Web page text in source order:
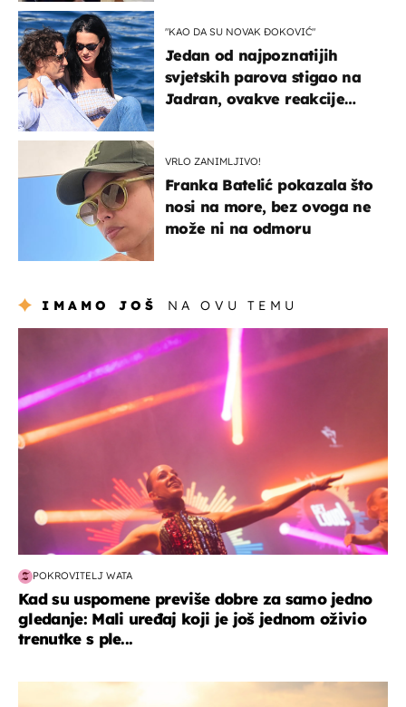
"KAO DA SU NOVAK ĐOKOVIĆ"
Jedan od najpoznatijih
svjetskih parova stigao na
Jadran, ovakve reakcije
VRLO ZANIMLJIVO!
Franka Batelić pokazala što
nosi na more, bez ovoga ne
može ni na odmoru
IMAMO JOŠ NA OVU TEMU
POKROVITELJ WATA
Kad su uspomene previše dobre za samo jedno
gledanje: Mali uređaj koji je još jednom oživio
trenutke s ple...